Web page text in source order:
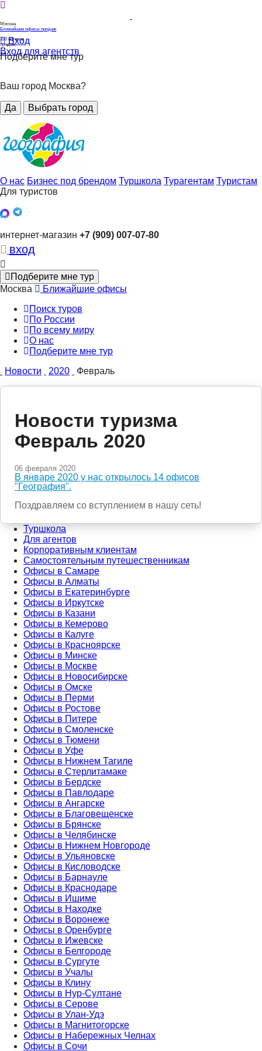
Москва
Ближайшие офисы продаж
320 офисов
продаж
Вход
Вход для агентств
Подберите мне тур
Ваш город Москва?
Да Выбрать город
О нас Бизнес под брендом Туршкола Турагентам Туристам
Для туристов
интернет-магазин +7 (909) 007-07-80
вход
Подберите мне тур
Москва
Ближайшие офисы
Поиск туров
По России
По всему миру
О нас
Подберите мне тур
Новости
2020 Февраль
Новости туризма
Февраль 2020
06 февраля 2020
В январе 2020 у нас открылось 14 офисов
"География".
Поздравляем со вступлением в нашу сеть!
Туршкола
Для агентов
Корпоративным клиентам
Самостоятельным путешественникам
Офисы в Самаре
Офисы в Алматы
Офисы в Екатеринбурге
Офисы в Иркутске
Офисы в Казани
Офисы в Кемерово
Офисы в Калуге
Офисы в Красноярске
Офисы в Минске
Офисы в Москве
Офисы в Новосибирске
Офисы в Омске
Офисы в Перми
Офисы в Ростове
Офисы в Питере
Офисы в Смоленске
Офисы в Тюмени
Офисы в Уфе
Офисы в Нижнем Тагиле
Офисы в Стерлитамаке
Офисы в Бердске
Офисы в Павлодаре
Офисы в Ангарске
Офисы в Благовещенске
Офисы в Брянске
Офисы в Челябинске
Офисы в Нижнем Новгороде
Офисы в Ульяновске
Офисы в Кисловодске
Офисы в Барнауле
Офисы в Краснодаре
Офисы в Ишиме
Офисы в Находке
Офисы в Воронеже
Офисы в Оренбурге
Офисы в Ижевске
Офисы в Белгороде
Офисы в Сургуте
Офисы в Учалы
Офисы в Клину
Офисы в Нур-Султане
Офисы в Серове
Офисы в Улан-Удэ
Офисы в Магнитогорске
Офисы в Набережных Челнах
Офисы в Сочи